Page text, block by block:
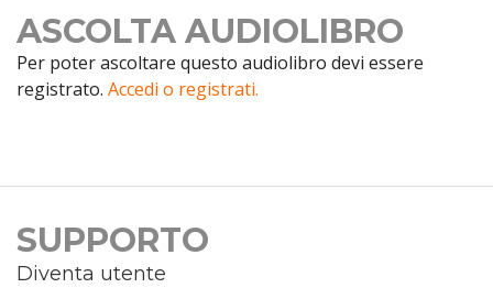
ASCOLTA AUDIOLIBRO
Per poter ascoltare questo audiolibro devi essere
registrato. Accedi o registrati.
SUPPORTO
Diventa utente